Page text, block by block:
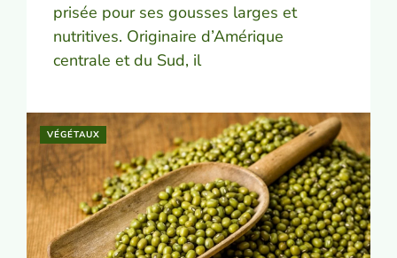
prisée pour ses gousses larges et
nutritives. Originaire d’Amérique
centrale et du Sud, il
VÉGÉTAUX